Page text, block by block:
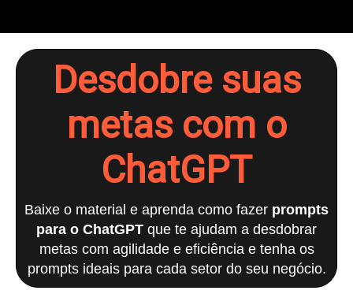
Desdobre suas
metas com o
ChatGPT
Baixe o material e aprenda como fazer prompts
para o ChatGPT que te ajudam a desdobrar
metas com agilidade e eficiência e tenha os
prompts ideais para cada setor do seu negócio.